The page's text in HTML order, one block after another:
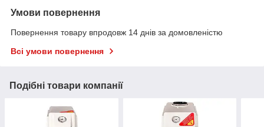
Умови повернення
Повернення товару впродовж 14 днів за домовленістю
Всі умови повернення
Подібні товари компанії